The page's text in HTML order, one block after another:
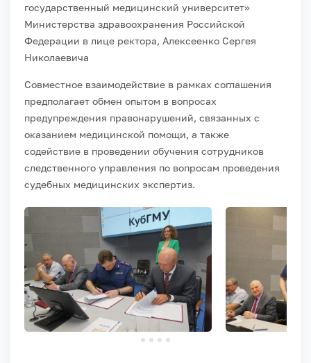
государственный медицинский университет»
Министерства здравоохранения Российской
Федерации в лице ректора, Алексеенко Сергея
Николаевича
Совместное взаимодействие в рамках соглашения
предполагает обмен опытом в вопросах
предупреждения правонарушений, связанных с
оказанием медицинской помощи, а также
содействие в проведении обучения сотрудников
следственного управления по вопросам проведения
судебных медицинских экспертиз.